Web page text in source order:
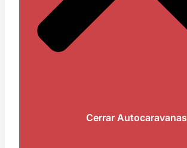
Cerrar Autocaravanas